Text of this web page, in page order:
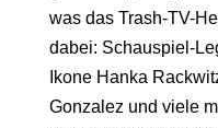
was das Trash-TV-
dabei: Schauspiel-
Ikone Hanka
Gonzalez und viele